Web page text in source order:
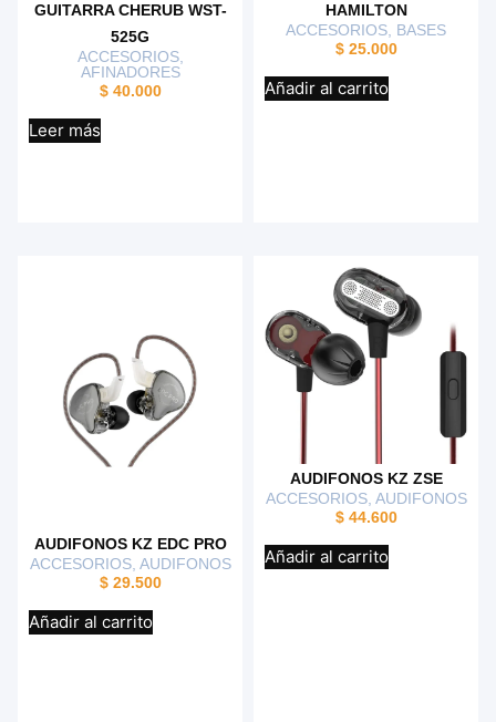
GUITARRA CHERUB WST-
525G
ACCESORIOS,
AFINADORES
$40.000
Leer más
HAMILTON
ACCESORIOS BASES
$25.000
Añadir al carrito
AUDIFONOS KZ EDC PRO
ACCESORIOS, AUDIFONOS
$29.500
Añadir al carrito
AUDIFONOS KZ ZSE
ACCESORIOS, AUDIFONOS
$44.600
Añadir al carrito